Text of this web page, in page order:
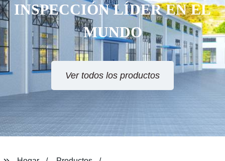
INSPECCIÓN LÍDER EN EL
MUNDO
Ver todos los productos